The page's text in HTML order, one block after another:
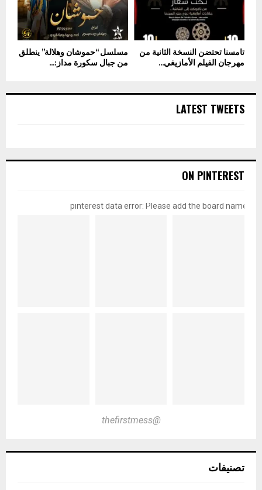
مسلسل “حموشان وهلالة” ينطلق
من جبال سكورة مداز:...
تامسنا تحتضن النسخة الثانية من
مهرجان الفيلم الأمازيغي...
LATEST TWEETS
ON PINTEREST
pinterest data error: Please add the board name
@thefirstmess
تصنيفات